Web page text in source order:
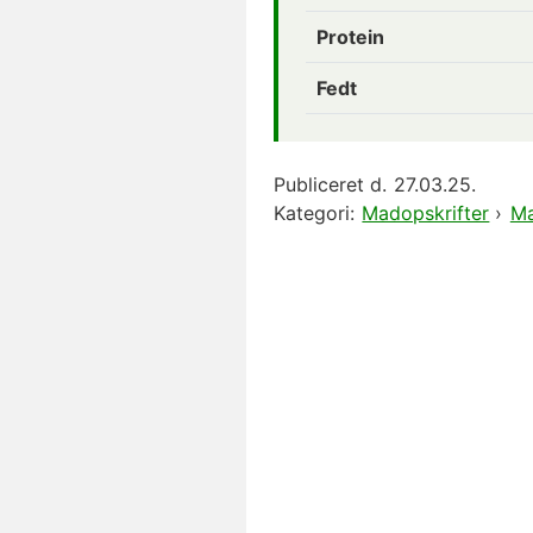
Protein
Fedt
Publiceret d. 27.03.25.
Kategori: Madopskrifter ›